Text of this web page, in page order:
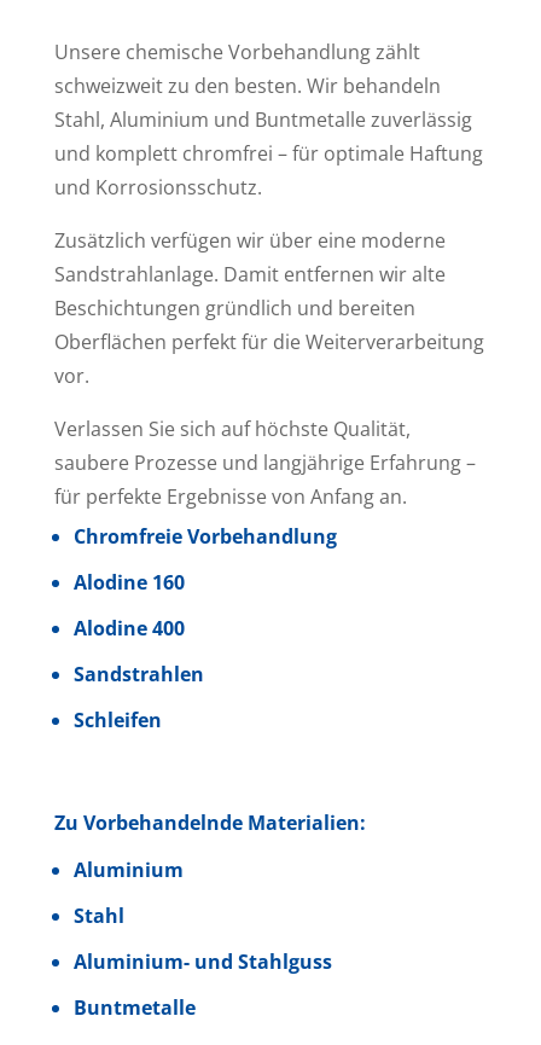
Unsere chemische Vorbehandlung zählt
schweizweit zu den besten. Wir behandeln
Stahl, Aluminium und Buntmetalle zuverlässig
und komplett chromfrei – für optimale Haftung
und Korrosionsschutz.
Zusätzlich verfügen wir über eine moderne
Sandstrahlanlage. Damit entfernen wir alte
Beschichtungen gründlich und bereiten
Oberflächen perfekt für die Weiterverarbeitung
vor.
Verlassen Sie sich auf höchste Qualität,
saubere Prozesse und langjährige Erfahrung –
für perfekte Ergebnisse von Anfang an.
Chromfreie Vorbehandlung
Alodine 160
Alodine 400
Sandstrahlen
Schleifen
Zu Vorbehandelnde Materialien:
Aluminium
Stahl
Aluminium- und Stahlguss
Buntmetalle